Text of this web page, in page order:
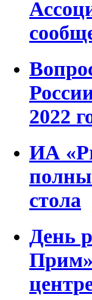
2022
ИА
стола
День